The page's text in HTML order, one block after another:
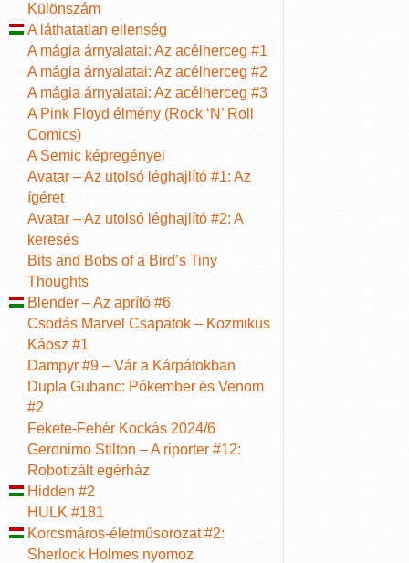
Különszám
A láthatatlan ellenség
A mágia árnyalatai: Az acélherceg #1
A mágia árnyalatai: Az acélherceg #2
A mágia árnyalatai: Az acélherceg #3
A Pink Floyd élmény (Rock ‘N’ Roll
Comics)
A Semic képregényei
Avatar – Az utolsó léghajlító #1: Az
ígéret
Avatar – Az utolsó léghajlító #2: A
keresés
Bits and Bobs of a Bird’s Tiny
Thoughts
Blender – Az aprító #6
Csodás Marvel Csapatok – Kozmikus
Káosz #1
Dampyr #9 – Vár a Kárpátokban
Dupla Gubanc: Pókember és Venom
#2
Fekete-Fehér Kockás 2024/6
Geronimo Stilton – A riporter #12:
Robotizált egérház
Hidden #2
HULK #181
Korcsmáros-életműsorozat #2:
Sherlock Holmes nyomoz